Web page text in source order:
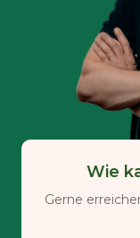
Wie
Gerne